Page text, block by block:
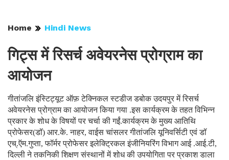
Home Hindi News
गिट्स में रिसर्च अवेयरनेस प्रोग्राम का
आयोजन
गीतांजलि इंस्टिट्यूट ऑफ़ टेक्निकल स्टडीज डबोक उदयपुर में रिसर्च
अवेयरनेस प्रोग्राम का आयोजन किया गया .इस कार्यक्रम के तहत विभिन्न
प्रकार के शोध के विषयों पर चर्चा की गईं.कार्यक्रम के मुख्य आतिथि
प्रोफेसर(डॉ) आर.के. नाहर, वाईस चांसलर गीतांजलि यूनिवर्सिटी एवं डॉ
एच्.ऍम.गुप्ता, फॉर्मर प्रोफेसर इलेक्ट्रिकल इंजीनियरिंग विभाग आई .आई.टी,
दिल्ली ने तकनिकी शिक्षण संस्थानों में शोध की उपयोगिता पर प्रकाश डाला